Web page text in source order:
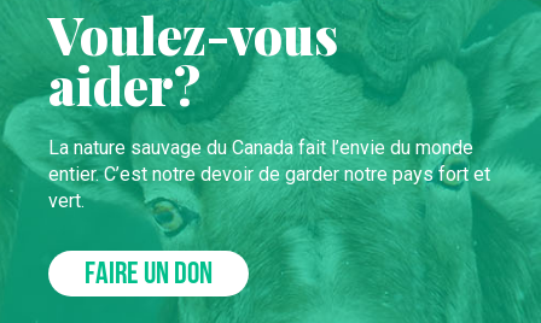
Voulez-vous
aider?
La nature sauvage du Canada fait l’envie du monde
entier. C’est notre devoir de garder notre pays fort et
vert.
FAIRE UN DON